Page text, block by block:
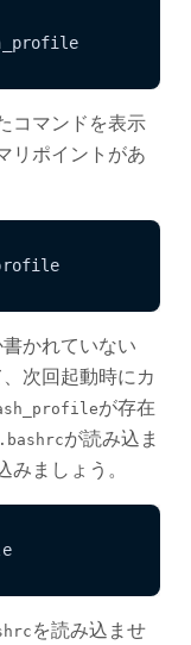
コマンドを表示
リポイントがあ
書かれていない
次回起動時にカ
が存在
が読み込ま
みましょう。
>> ~/.profile
を読み込ませ